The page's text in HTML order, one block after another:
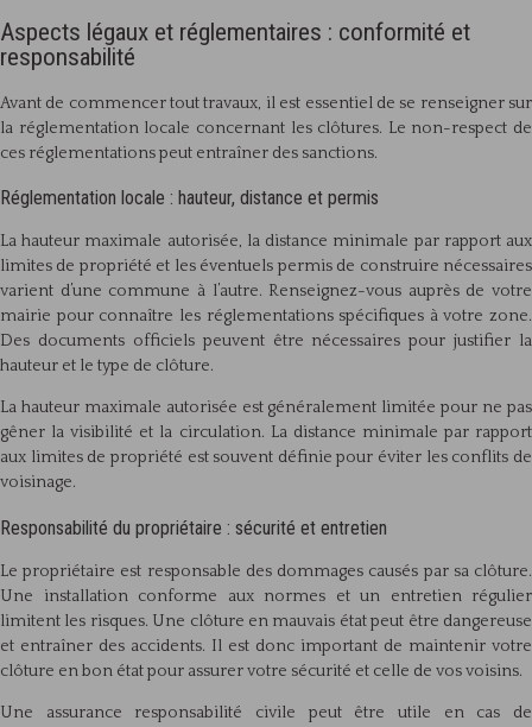
Aspects légaux et réglementaires : conformité et
responsabilité
Avant de commencer tout travaux, il est essentiel de se renseigner sur
la réglementation locale concernant les clôtures. Le non-respect de
ces réglementations peut entraîner des sanctions.
Réglementation locale : hauteur, distance et permis
La hauteur maximale autorisée, la distance minimale par rapport aux
limites de propriété et les éventuels permis de construire nécessaires
varient d’une commune à l’autre. Renseignez-vous auprès de votre
mairie pour connaître les réglementations spécifiques à votre zone.
Des documents officiels peuvent être nécessaires pour justifier la
hauteur et le type de clôture.
La hauteur maximale autorisée est généralement limitée pour ne pas
gêner la visibilité et la circulation. La distance minimale par rapport
aux limites de propriété est souvent définie pour éviter les conflits de
voisinage.
Responsabilité du propriétaire : sécurité et entretien
Le propriétaire est responsable des dommages causés par sa clôture.
Une installation conforme aux normes et un entretien régulier
limitent les risques. Une clôture en mauvais état peut être dangereuse
et entraîner des accidents. Il est donc important de maintenir votre
clôture en bon état pour assurer votre sécurité et celle de vos voisins.
Une assurance responsabilité civile peut être utile en cas de